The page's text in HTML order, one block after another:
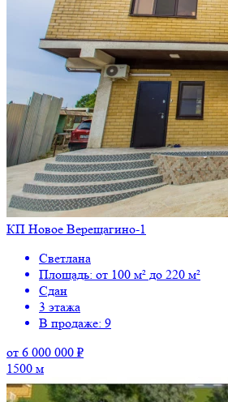
КП Новое Верещагино-1
Светлана
Площадь: от 100 м² до 220 м²
Сдан
3 этажа
В продаже: 9
от 6 000 000 ₽
1500 м